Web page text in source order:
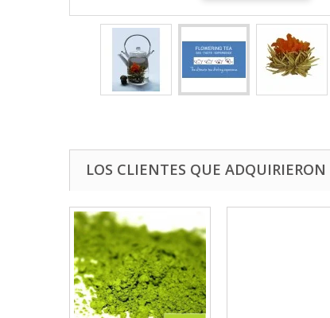
LOS CLIENTES QUE